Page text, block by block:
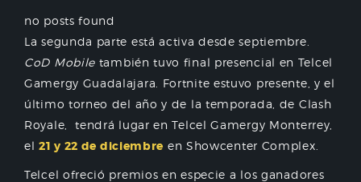
no posts found
La segunda parte está activa desde septiembre.
CoD Mobile también tuvo final presencial en Telcel
Gamergy Guadalajara. Fortnite estuvo presente, y el
último torneo del año y de la temporada, de Clash
Royale, tendrá lugar en Telcel Gamergy Monterrey,
el21 y 22 de diciembre en Showcenter Complex.
Telcel ofreció premios en especie a los ganadores